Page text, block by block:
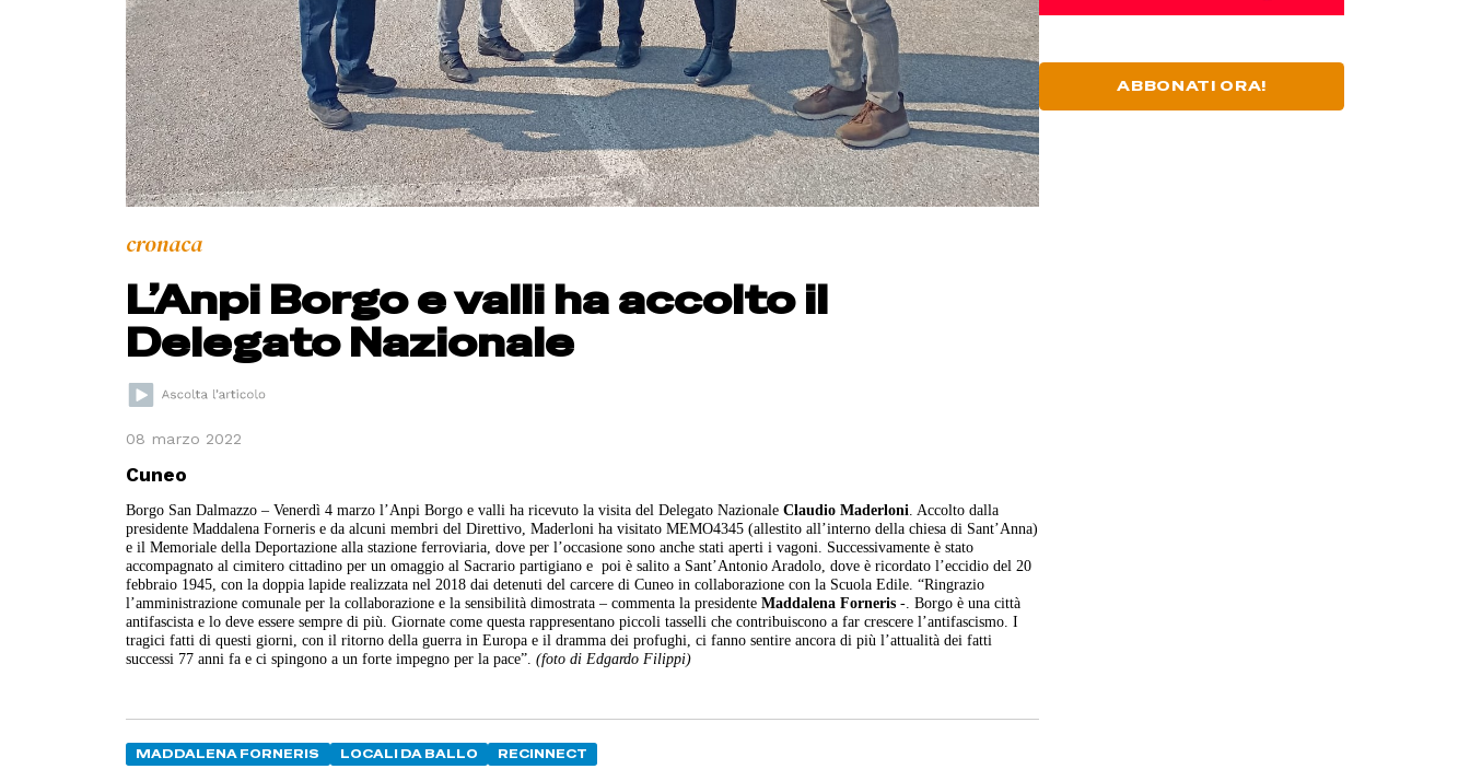
cronaca
L’Anpi Borgo e valli ha accolto il
Delegato Nazionale
08 marzo 2022
Cuneo
Borgo San Dalmazzo – Venerdì 4 marzo l’Anpi Borgo e valli ha ricevuto la visita del Delegato NazionaleClaudio Maderloni . Accolto dalla
presidente Maddalena Forneris e da alcuni membri del Direttivo, Maderloni ha visitato MEMO4345 (allestito all’interno della chiesa di Sant’Anna)
e il Memoriale della Deportazione alla stazione ferroviaria, dove per l’occasione sono anche stati aperti i vagoni. Successivamente è stato
accompagnato al cimitero cittadino per un omaggio al Sacrario partigiano e poi è salito a Sant’Antonio Aradolo, dove è ricordato l’eccidio del 20
febbraio 1945, con la doppia lapide realizzata nel 2018 dai detenuti del carcere di Cuneo in collaborazione con la Scuola Edile. “Ringrazio
l’amministrazione comunale per la collaborazione e la sensibilità dimostrata – commenta la presidenteMaddalena Forneris -. Borgo è una città
antifascista e lo deve essere sempre di più. Giornate come questa rappresentano piccoli tasselli che contribuiscono a far crescere l’antifascismo. I
tragici fatti di questi giorni, con il ritorno della guerra in Europa e il dramma dei profughi, ci fanno sentire ancora di più l’attualità dei fatti
successi 77 anni fa e ci spingono a un forte impegno per la pace”.(foto di Edgardo Filippi)
MADDALENA FORNERIS LOCALI DA BALLO RECINNECT
ABBONATI ORA!